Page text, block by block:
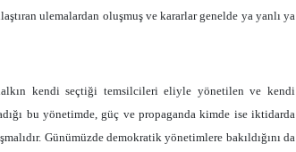
ulemalardan oluşmuş ve kararlar genelde ya yanlı ya
kendi seçtiği temsilcileri eliyle yönetilen ve kendi
bu yönetimde, güç ve propaganda kimde ise iktidarda
Günümüzde demokratik yönetimlere bakıldığını da